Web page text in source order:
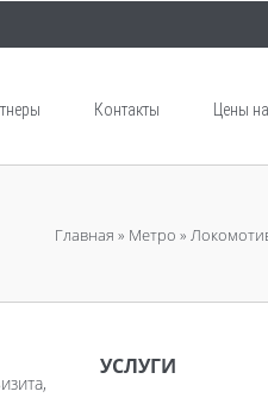
Контакты Цены
Главная » Метро »
УСЛУГИ